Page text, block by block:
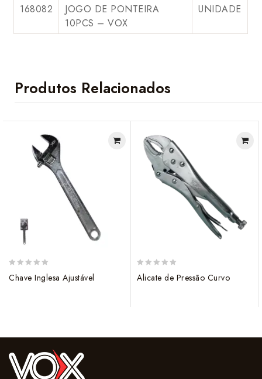
168082
JOGO DE PONTEIRA
10PCS – VOX
UNIDADE
Produtos Relacionados
out
Chave Inglesa Ajustável
out
Alicate de Pressão Curvo